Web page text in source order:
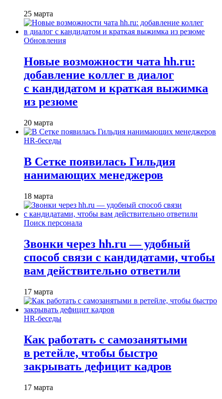
25 марта
Обновления
Новые возможности чата hh.ru:
добавление коллег в диалог
с кандидатом и краткая выжимка
из резюме
20 марта
HR-беседы
В Сетке появилась Гильдия
нанимающих менеджеров
18 марта
Поиск персонала
Звонки через hh.ru — удобный
способ связи с кандидатами, чтобы
вам действительно ответили
17 марта
HR-беседы
Как работать с самозанятыми
в ретейле, чтобы быстро
закрывать дефицит кадров
17 марта